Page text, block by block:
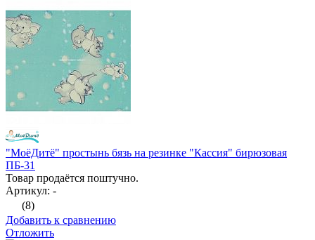
"МоёДитё" простынь бязь на резинке "Кассия" бирюзовая
ПБ-31
Товар продаётся поштучно.
Артикул: -
(8)
Добавить к сравнению
Отложить